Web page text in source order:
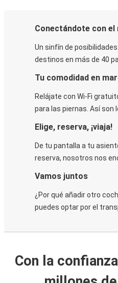
Conectándote con el
Un sinfín de
destinos en más de 40
Tu comodidad en
Relájate con Wi-Fi
para las piernas. Así son
Elige, reserva, ¡viaja!
De tu pantalla a tu
reserva, nosotros nos
Vamos juntos
¿Por qué añadir otro
puedes optar por el
Con la